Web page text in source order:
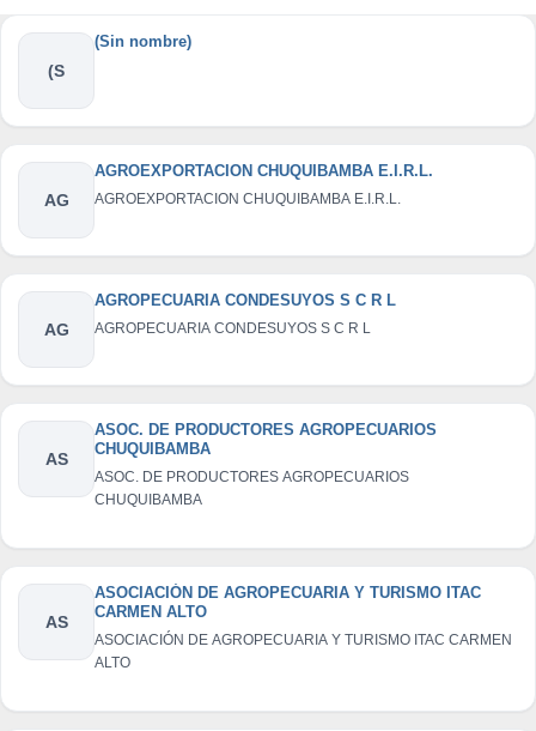
(S
(Sin nombre)
AG
AGROEXPORTACION CHUQUIBAMBA E.I.R.L.
AGROEXPORTACION CHUQUIBAMBA E.I.R.L.
AG
AGROPECUARIA CONDESUYOS S C R L
AGROPECUARIA CONDESUYOS S C R L
AS
ASOC. DE PRODUCTORES AGROPECUARIOS
CHUQUIBAMBA
ASOC. DE PRODUCTORES AGROPECUARIOS
CHUQUIBAMBA
AS
ASOCIACIÓN DE AGROPECUARIA Y TURISMO ITAC
CARMEN ALTO
ASOCIACIÓN DE AGROPECUARIA Y TURISMO ITAC CARMEN
ALTO